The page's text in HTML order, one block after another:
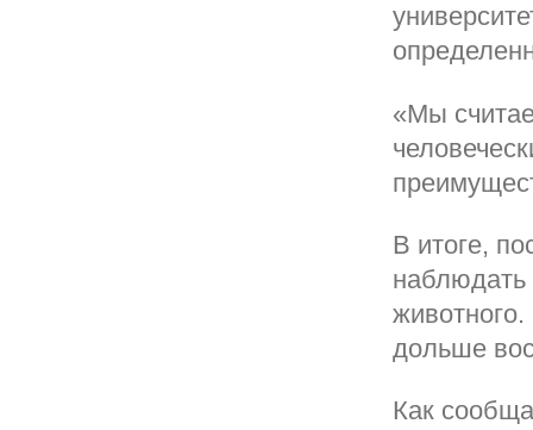
«Мы
В итоге,
наблюдать
дольше
Как